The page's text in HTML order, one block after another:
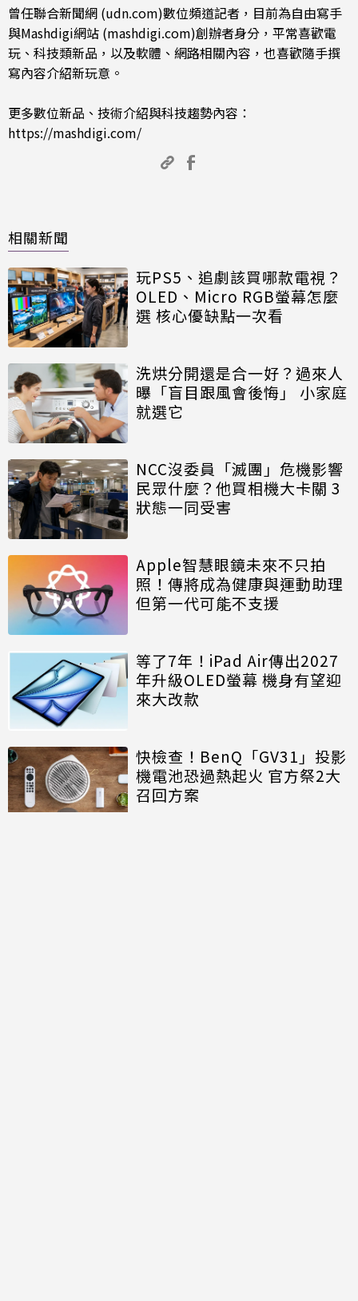
曾任聯合新聞網 (udn.com)數位頻道記者，目前為自由寫手
與Mashdigi網站 (mashdigi.com)創辦者身分，平常喜歡電
玩、科技類新品，以及軟體、網路相關內容，也喜歡隨手撰
寫內容介紹新玩意。
更多數位新品、技術介紹與科技趨勢內容：
https://mashdigi.com/
相關新聞
玩PS5、追劇該買哪款電視？
OLED、Micro RGB螢幕怎麼
選 核心優缺點一次看
洗烘分開還是合一好？過來人
曝「盲目跟風會後悔」 小家庭
就選它
NCC沒委員「滅團」危機影響
民眾什麼？他買相機大卡關 3
狀態一同受害
Apple智慧眼鏡未來不只拍
照！傳將成為健康與運動助理
但第一代可能不支援
等了7年！iPad Air傳出2027
年升級OLED螢幕 機身有望迎
來大改款
快檢查！BenQ「GV31」投影
機電池恐過熱起火 官方祭2大
召回方案